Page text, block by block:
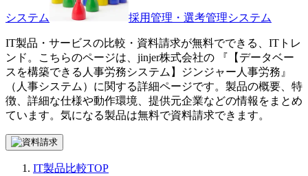
システム 採用管理・選考管理システム
IT製品・サービスの比較・資料請求が無料でできる、ITトレ
ンド。こちらのページは、 jinjer株式会社の 『 【データベー
スを構築できる人事労務システム】
ジンジャー人事労務』
（ 人事システム）に関する詳細ページです。製品の概要、特
徴、詳細な仕様や動作環境、提供元企業などの情報をまとめ
ています。気になる製品は無料で資料請求できます。
IT製品比較TOP